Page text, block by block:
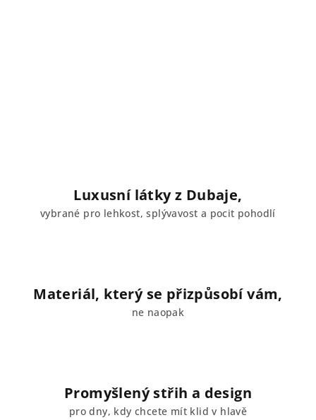
Luxusní látky z Dubaje,
vybrané pro lehkost, splývavost a pocit pohodlí
Materiál, který se přizpůsobí vám,
ne naopak
Promyšlený střih a design
pro dny, kdy chcete mít klid v hlavě